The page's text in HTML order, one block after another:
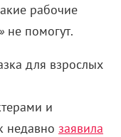
рабочие
не помогут.
для взрослых
и
недавно заявила